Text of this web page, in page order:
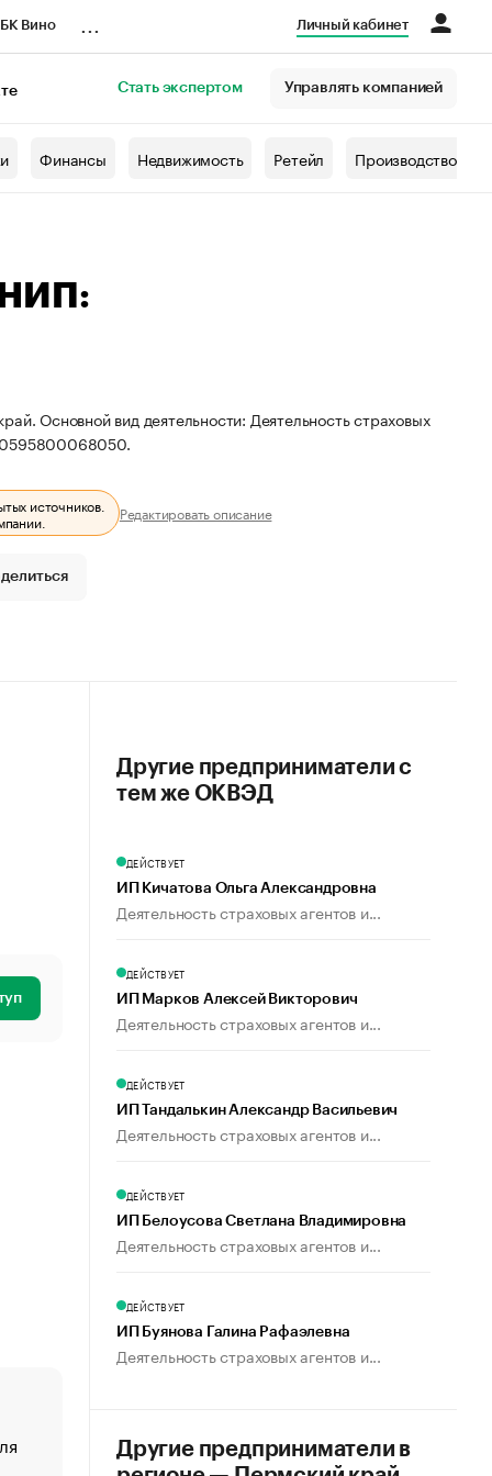
Вино Личный кабинет
Стать экспертом Управлять компанией
Финансы Недвижимость Ретейл Производство
Основной вид деятельности: Деятельность страховых
источников.
Редактировать описание
«От спорта тело стареет иначе». Как живет глава
создавшей GTA
Другие предприниматели с
тем же ОКВЭД
ДЕЙСТВУЕТ
ИП Кичатова Ольга Александровна
Деятельность страховых агентов и...
ДЕЙСТВУЕТ
ИП Марков Алексей Викторович
Деятельность страховых агентов и...
ДЕЙСТВУЕТ
ИП Тандалькин Александр Васильевич
Деятельность страховых агентов и...
ДЕЙСТВУЕТ
ИП Белоусова Светлана Владимировна
Деятельность страховых агентов и...
ДЕЙСТВУЕТ
ИП Буянова Галина Рафаэлевна
Деятельность страховых агентов и...
Другие предприниматели в